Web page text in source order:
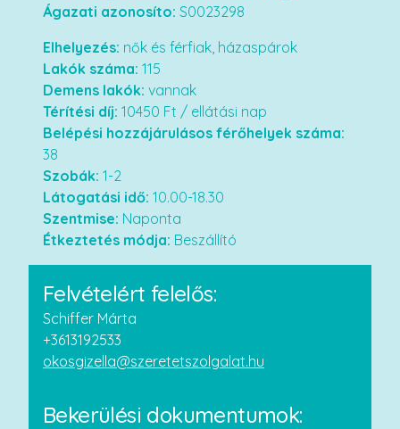
Ágazati azonosíto: S0023298
Elhelyezés: nők és férfiak, házaspárok
Lakók száma: 115
Demens lakók: vannak
Térítési díj: 10450 Ft / ellátási nap
Belépési hozzájárulásos férőhelyek száma:
38
Szobák: 1-2
Látogatási idő: 10.00-18.30
Szentmise: Naponta
Étkeztetés módja: Beszállító
Felvételért felelős:
Schiffer Márta
+3613192533
okosgizella@szeretetszolgalat.hu
Bekerülési dokumentumok: